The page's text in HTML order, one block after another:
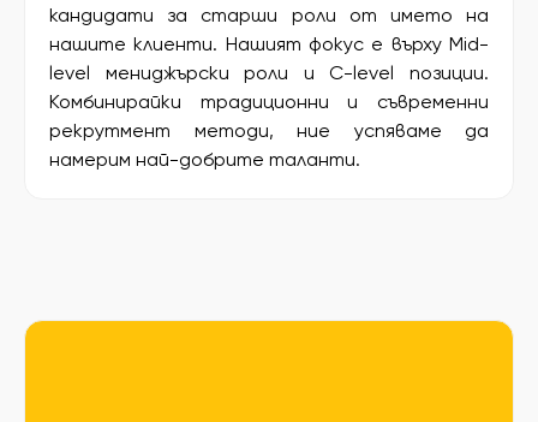
кандидати за старши роли от името на
нашите клиенти. Нашият фокус е върху Mid-
level мениджърски роли и C-level позиции.
Комбинирайки традиционни и съвременни
рекрутмент методи, ние успяваме да
намерим най-добрите таланти.